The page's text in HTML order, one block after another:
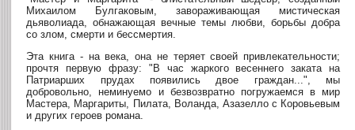
Михаилом Булгаковым, завораживающая мистическая
дьяволиада, обнажающая вечные темы любви, борьбы добра
со злом, смерти и бессмертия.
Эта книга - на века, она не теряет своей привлекательности;
прочтя первую фразу: "В час жаркого весеннего заката на
Патриарших прудах появились двое граждан...", мы
добровольно, неминуемо и безвозвратно погружаемся в мир
Мастера, Маргариты, Пилата, Воланда, Азазелло с Коровьевым
и других героев романа.